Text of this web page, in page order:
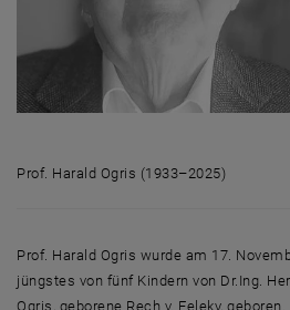
Prof. Harald Ogris (1933–2025)
Prof. Harald Ogris wurde am 17.
jüngstes von fünf Kindern von Dr.Ing.
Ogris, geborene Rech v. Feleky,